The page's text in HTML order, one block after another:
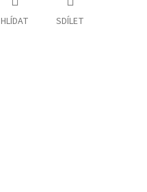
HLÍDAT SDÍLET